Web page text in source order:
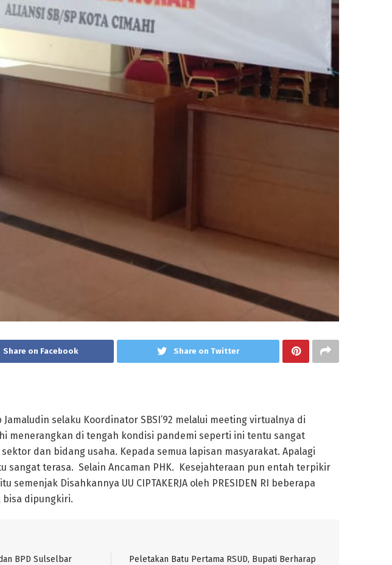
Share on Facebook Share on Twitter
Jamaludin selaku Koordinator SBSI’92 melalui meeting virtualnya di
menerangkan di tengah kondisi pandemi seperti ini tentu sangat
dan bidang usaha. Kepada semua lapisan masyarakat. Apalagi
sangat terasa. Selain Ancaman PHK. Kesejahteraan pun entah terpikir
semenjak Disahkannya UU CIPTAKERJA oleh PRESIDEN RI beberapa
bisa dipungkiri.
BPD Sulselbar
Peletakan Batu Pertama RSUD, Bupati Berharap